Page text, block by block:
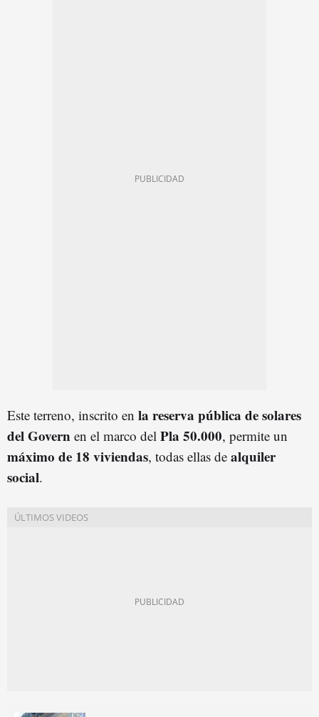
Este terreno, inscrito en la reserva pública de solares
del Govern en el marco del Pla 50.000, permite un
máximo de 18 viviendas, todas ellas de alquiler
social.